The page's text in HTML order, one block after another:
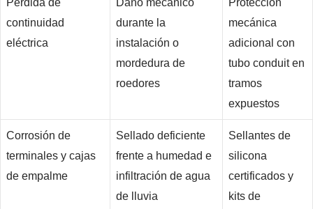
continuidad
eléctrica
durante la
instalación o
mordedura de
roedores
mecánica
adicional con
tubo conduit en
tramos
expuestos
Corrosión de
terminales y cajas
de empalme
Sellado deficiente
frente a humedad e
infiltración de agua
de lluvia
Sellantes de
silicona
certificados y
kits de